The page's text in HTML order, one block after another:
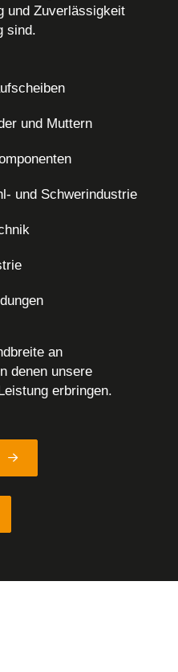
und Zuverlässigkeit
sind.
und Muttern
und Schwerindustrie
an
denen unsere
erbringen.